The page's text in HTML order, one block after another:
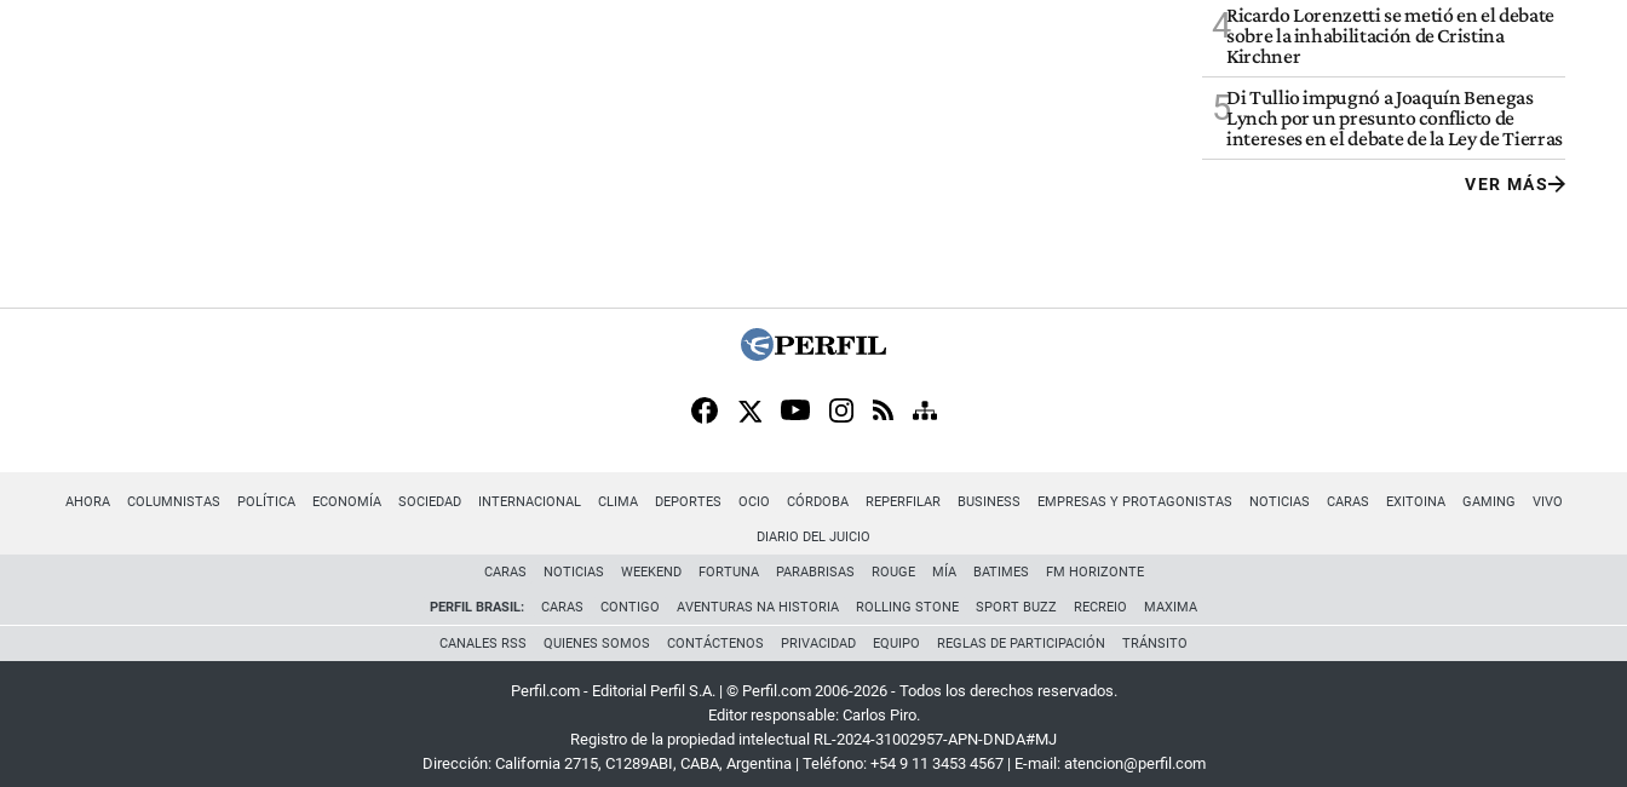
4Ricardo Lorenzetti se metió en el debate
sobre la inhabilitación de Cristina
Kirchner
5Di Tullio impugnó a Joaquín Benegas
Lynch por un presunto conflicto de
intereses en el debate de la Ley de Tierras
VER MÁS
AHORA COLUMNISTAS POLÍTICA ECONOMÍA SOCIEDAD INTERNACIONAL CLIMA DEPORTES OCIO CÓRDOBA REPERFILAR BUSINESS EMPRESAS Y PROTAGONISTAS NOTICIAS CARAS EXITOINA GAMING VIVO
DIARIO DEL JUICIO
CARAS NOTICIAS WEEKEND FORTUNA PARABRISAS ROUGE MÍA BATIMES FM HORIZONTE
PERFIL BRASIL: CARAS CONTIGO AVENTURAS NA HISTORIA ROLLING STONE SPORT BUZZ RECREIO MAXIMA
CANALES RSS QUIENES SOMOS CONTÁCTENOS PRIVACIDAD EQUIPO REGLAS DE PARTICIPACIÓN TRÁNSITO
Perfil.com - Editorial Perfil S.A. | © Perfil.com 2006-2026 - Todos los derechos reservados.
Editor responsable: Carlos Piro.
Registro de la propiedad intelectual RL-2024-31002957-APN-DNDA#MJ
Dirección: California 2715, C1289ABI, CABA, Argentina| Teléfono: +54 9 11 3453 4567| E-mail: atencion@perfil.com